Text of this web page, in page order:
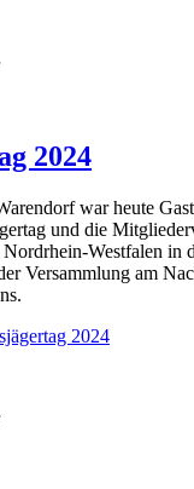
2024
war heute
und die
Westfalen in
Versammlung am
2024